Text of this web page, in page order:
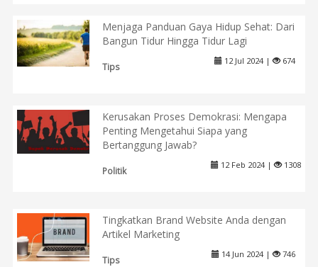
Menjaga Panduan Gaya Hidup Sehat: Dari
Bangun Tidur Hingga Tidur Lagi
Tips
12 Jul 2024 | 674
Kerusakan Proses Demokrasi: Mengapa
Penting Mengetahui Siapa yang
Bertanggung Jawab?
Politik
12 Feb 2024 | 1308
Tingkatkan Brand Website Anda dengan
Artikel Marketing
Tips
14 Jun 2024 | 746